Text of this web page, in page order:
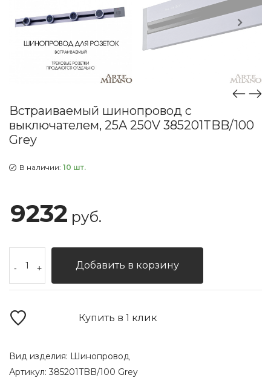
Встраиваемый шинопровод с
выключателем, 25A 250V 385201TBB/100
Grey
В наличии: 10 шт.
9232 руб.
- + Добавить в корзину
Купить в 1 клик
Вид изделия: Шинопровод
Артикул:385201TBB/100 Grey